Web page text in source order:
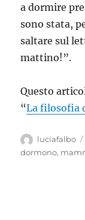
a dormire
sono stata,
saltare sul
mattino!”.
Questo
“La filosofia
Autore
luciafalbo
dormono,